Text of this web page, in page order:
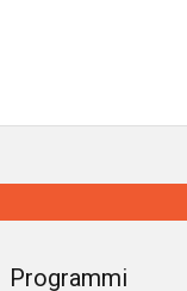
Programmi